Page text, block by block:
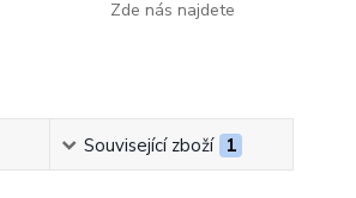
Zde nás najdete
Související zboží 1